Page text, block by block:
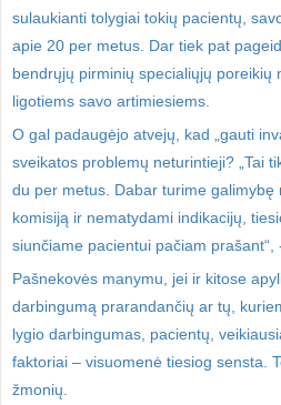
sulaukianti tolygiai tokių pacientų,
apie 20 per metus. Dar tiek pat
bendrųjų pirminių specialiųjų poreikių
ligotiems savo artimiesiems.
O gal padaugėjo atvejų, kad „gauti
sveikatos problemų neturintieji? „Tai
du per metus. Dabar turime galimybę
komisiją ir nematydami indikacijų,
siunčiame pacientui pačiam prašant“,
Pašnekovės manymu, jei ir kitose
darbingumą prarandančių ar tų,
lygio darbingumas, pacientų,
faktoriai – visuomenė tiesiog sensta.
žmonių.